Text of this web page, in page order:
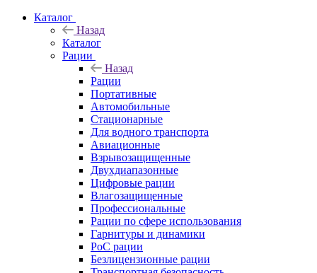
Каталог
Назад
Каталог
Рации
Назад
Рации
Портативные
Автомобильные
Стационарные
Для водного транспорта
Авиационные
Взрывозащищенные
Двухдиапазонные
Цифровые рации
Влагозащищенные
Профессиональные
Рации по сфере использования
Гарнитуры и динамики
PoC рации
Безлицензионные рации